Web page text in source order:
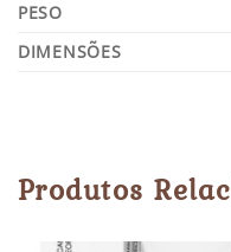
PESO
DIMENSÕES
Produtos